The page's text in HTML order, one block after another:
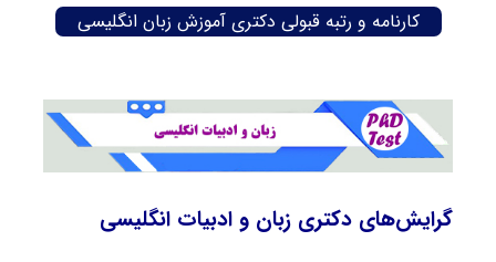
کارنامه و رتبه قبولی دکتری آموزش زبان انگلیسی
گرایش‌های دکتری زبان و ادبیات انگلیسی